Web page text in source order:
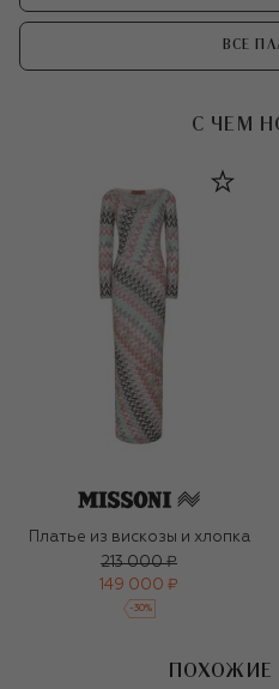
ВСЕ
С ЧЕМ
Платье из вискозы и хлопка
213 000 ₽
149 000 ₽
-30%
ПОХОЖИЕ